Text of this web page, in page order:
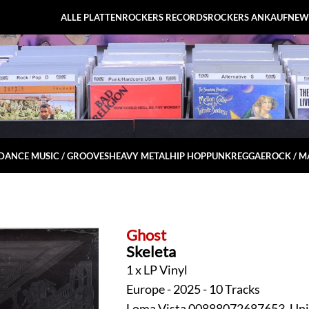
ALLE PLATTENROCKERS RECORDSROCKERS ANKAUF
MUSIC / GROOVESHEAVY METALHIP HOPPUNKREGGAEROCK /
Ghost
Skeleta
1 x LP Vinyl
Europe - 2025 - 10 Tracks